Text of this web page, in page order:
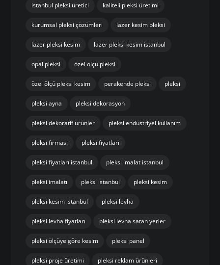
istanbul pleksi üretici kaliteli pleksi üretimi
kurumsal pleksi çözümleri lazer kesim pleksi
lazer pleksi kesim lazer pleksi kesim istanbul
opal pleksi özel ölçü pleksi
özel ölçü pleksi kesim perakende pleksi pleksi
pleksi ayna pleksi dekorasyon
pleksi dekoratif ürünler pleksi endüstriyel kullanım
pleksi firması pleksi fiyatları
pleksi fiyatları istanbul pleksi imalat istanbul
pleksi imalatı pleksi istanbul pleksi kesim
pleksi kesim istanbul pleksi levha
pleksi levha fiyatları pleksi levha satan yerler
pleksi ölçüye göre kesim pleksi panel
pleksi proje üretimi pleksi reklam ürünleri